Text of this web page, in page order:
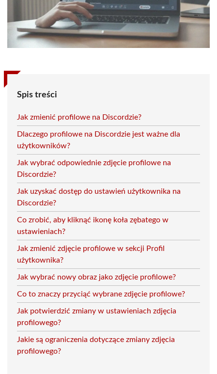
Spis treści
Jak zmienić profilowe na Discordzie?
Dlaczego profilowe na Discordzie jest ważne dla
użytkowników?
Jak wybrać odpowiednie zdjęcie profilowe na
Discordzie?
Jak uzyskać dostęp do ustawień użytkownika na
Discordzie?
Co zrobić, aby kliknąć ikonę koła zębatego w
ustawieniach?
Jak zmienić zdjęcie profilowe w sekcji Profil
użytkownika?
Jak wybrać nowy obraz jako zdjęcie profilowe?
Co to znaczy przyciąć wybrane zdjęcie profilowe?
Jak potwierdzić zmiany w ustawieniach zdjęcia
profilowego?
Jakie są ograniczenia dotyczące zmiany zdjęcia
profilowego?